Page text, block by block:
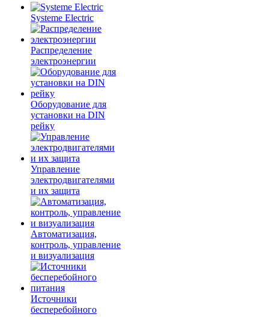
Systeme Electric
Распределение
электроэнергии
Оборудование для
установки на DIN
рейку
Управление
электродвигателями
и их защита
Автоматизация,
контроль, управление
и визуализация
Источники
бесперебойного